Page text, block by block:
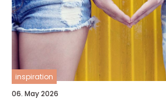
inspiration
06. May 2026